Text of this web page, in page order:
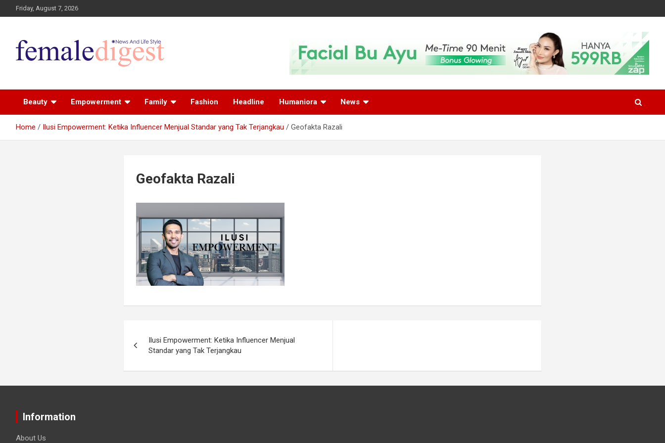
Friday, August 7, 2026
Beauty Empowerment Family Fashion Headline Humaniora News
Home Ilusi Empowerment: Ketika Influencer Menjual Standar yang Tak Terjangkau Geofakta Razali
Geofakta Razali
Ilusi Empowerment: Ketika Influencer Menjual
Standar yang Tak Terjangkau
Information
About Us